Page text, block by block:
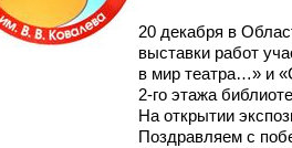
20 декабря в
выставки работ
в мир театра…» и
2-го этажа
На открытии
Поздравляем с